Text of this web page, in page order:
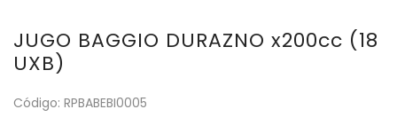
JUGO BAGGIO DURAZNO x200cc (18
UXB)
Código: RPBABEBI0005